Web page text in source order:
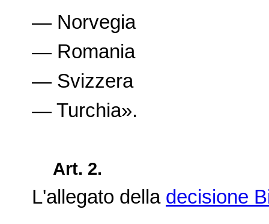
— Norvegia
— Romania
— Svizzera
— Turchia».
Art. 2.
L'allegato della decisione